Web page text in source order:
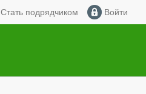
Стать подрядчиком Войти